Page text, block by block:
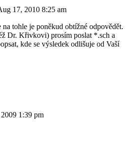
17, 2010 8:25 am
tohle je poněkud obtížné odpovědět.
Dr. Křivkovi) prosím poslat *.sch a
kde se výsledek odlišuje od Vaší
1:39 pm